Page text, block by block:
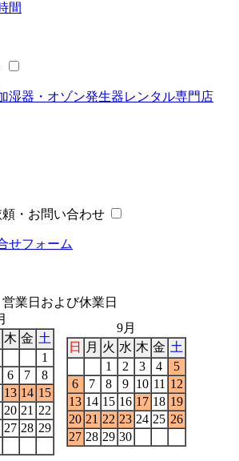
間
湿器・オゾン発生器レンタル専門店
・お問い合わせ
せフォーム
営業日および休業日
木 金 土
1
6 7
8
13 14 15
20 21 22
27 28 29
9月
日
月 火 水 木 金 土
1
2 3 4
5
6
7 8 9 10 11 12
13 14 15 16 17 18 19
20 21 22 23 24 25 26
27 28 29 30